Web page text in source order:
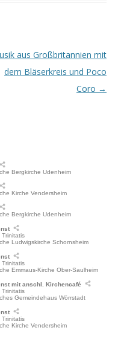
aus Großbritannien mit
dem Bläserkreis und Poco
Coro →